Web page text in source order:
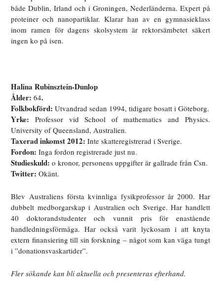
både Dublin, Irland och i Groningen, Nederländerna. Expert på
proteiner och nanopartiklar. Klarar han av en gymnasieklass
inom ramen för dagens skolsystem är rektorsämbetet säkert
ingen ko på isen.
Halina Rubinsztein-Dunlop
Ålder:64.
Folkbokförd:Utvandrad sedan 1994, tidigare bosatt i Göteborg.
Yrke: Professor vid School of mathematics and Physics.
University of Queensland, Australien.
Taxerad inkomst 2012:Inte skatteregistrerad i Sverige.
Fordon:Inga fordon registrerade just nu.
Studieskuld:o kronor, personens uppgifter är gallrade från Csn.
Twitter: Okänt.
Blev Australiens första kvinnliga fysikprofessor år 2000. Har
dubbelt medborgarskap i Australien och Sverige. Har handlett
40 doktorandstudenter och vunnit pris för enastående
handledningsförmåga. Har också varit lyckosam i att knyta
extern finansiering till sin forskning – något som kan väga tungt
i ”donationsvaskartider”.
Fler sökande kan bli aktuella och presenteras efterhand.